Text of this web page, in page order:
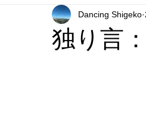
独り言
Dancing Shigeko